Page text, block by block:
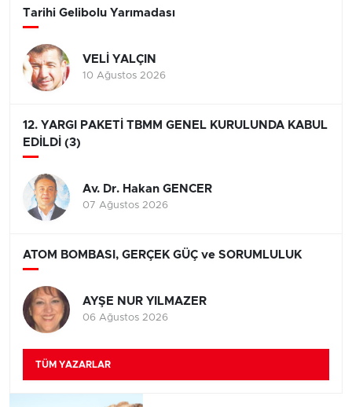
Tarihi Gelibolu Yarımadası
VELİ YALÇIN
10 Ağustos 2026
12. YARGI PAKETİ TBMM GENEL KURULUNDA KABUL
EDİLDİ (3)
Av. Dr. Hakan GENCER
07 Ağustos 2026
ATOM BOMBASI, GERÇEK GÜÇ ve SORUMLULUK
AYŞE NUR YILMAZER
06 Ağustos 2026
TÜM YAZARLAR